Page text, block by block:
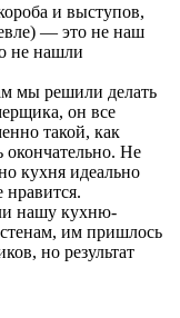
и выступов,
— это не наш
не нашли
мы решили делать
он все
такой, как
окончательно. Не
кухня идеально
нравится.
нашу кухню-
им пришлось
но результат